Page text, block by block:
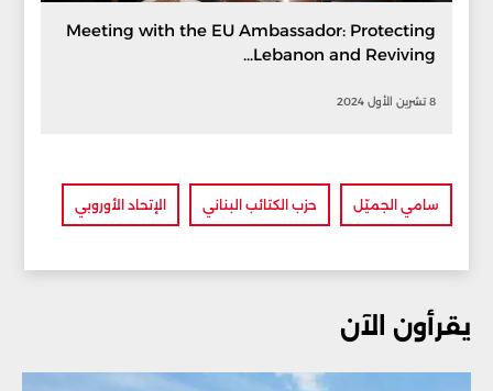
Meeting with the EU Ambassador: Protecting
Lebanon and Reviving...
8 تشرين الأول 2024
سامي الجميّل حزب الكتائب البناني الإتحاد الأوروبي
يقرأون الآن